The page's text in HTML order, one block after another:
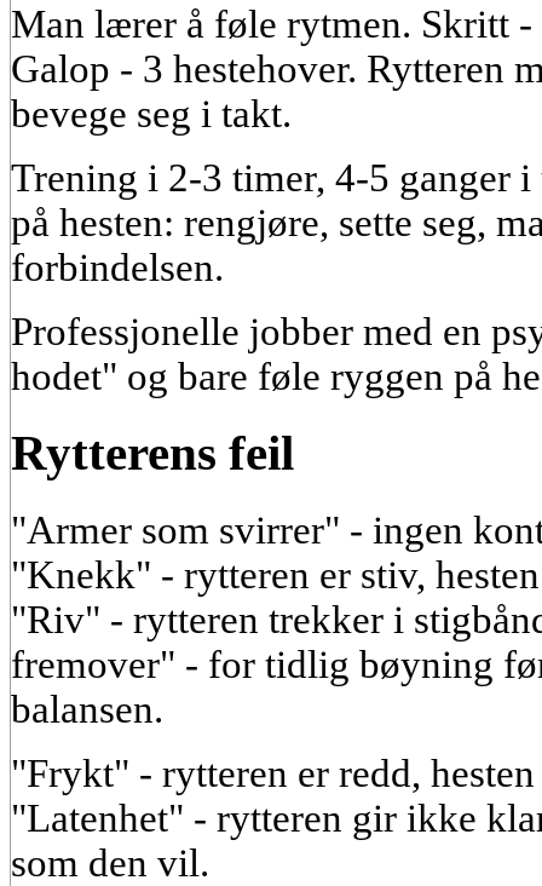
Man lærer å føle rytmen. Skritt -
Galop - 3 hestehover. Rytteren
bevege seg i takt.
Trening i 2-3 timer, 4-5 ganger
på hesten: rengjøre, sette seg,
forbindelsen.
Professjonelle jobber med en
hodet" og bare føle ryggen på
Rytterens feil
"Armer som svirrer" - ingen
"Knekk" - rytteren er stiv,
"Riv" - rytteren trekker i
fremover" - for tidlig bøyning
balansen.
"Frykt" - rytteren er redd,
"Latenhet" - rytteren gir ikke
som den vil.